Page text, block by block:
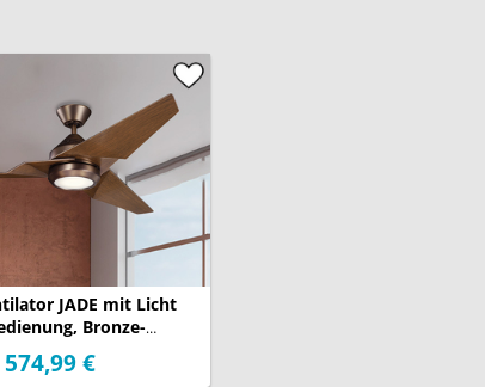
JADE mit Licht
Bronze-
Ø 152cm
574,99 €